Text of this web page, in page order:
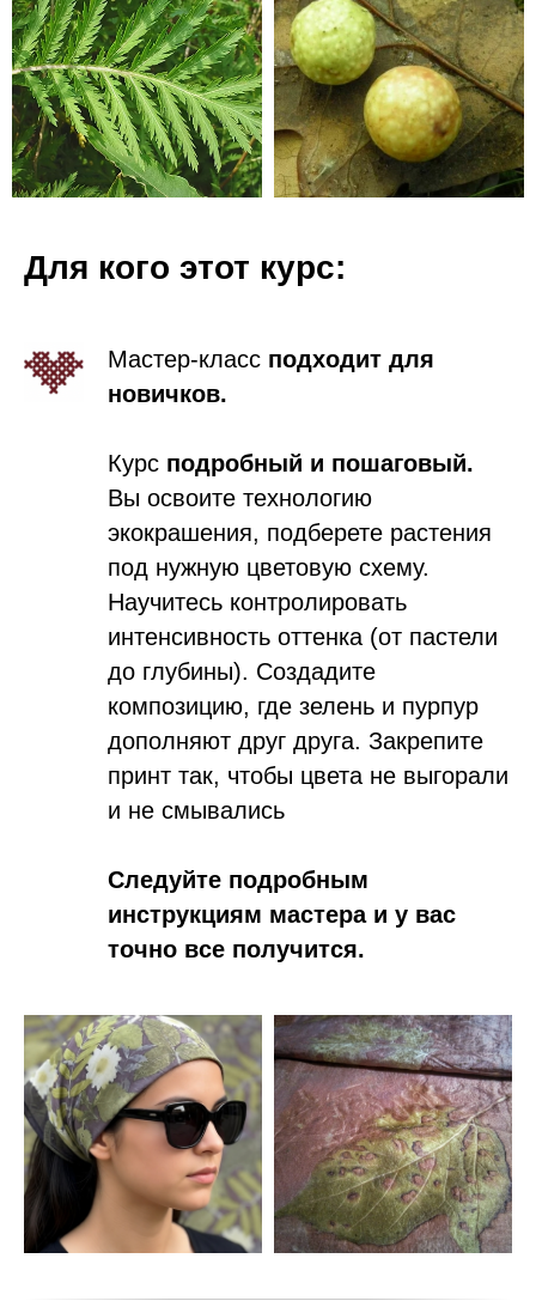
Для кого этот курс:
Мастер-класс подходит для
новичков.
Курс подробный и пошаговый.
Вы освоите технологию
экокрашения, подберете растения
под нужную цветовую схему.
Научитесь контролировать
интенсивность оттенка (от пастели
до глубины). Создадите
композицию, где зелень и пурпур
дополняют друг друга. Закрепите
принт так, чтобы цвета не выгорали
и не смывались
Следуйте подробным
инструкциям мастера и у вас
точно все получится.